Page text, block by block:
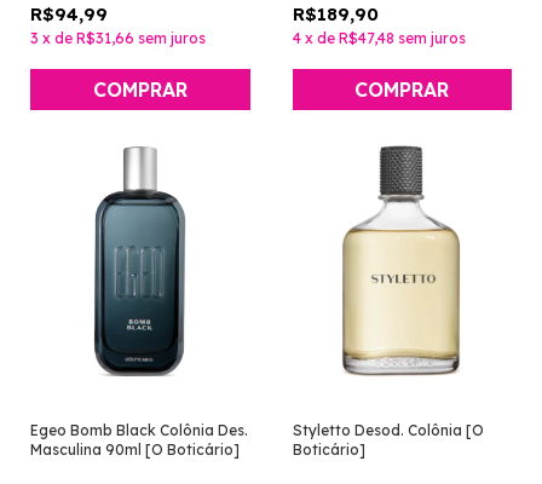
R$94,99
3 x de R$31,66 sem juros
R$189,90
4 x de R$47,48 sem juros
Egeo Bomb Black Colônia Des.
Masculina 90ml [O Boticário]
Styletto Desod. Colônia [O
Boticário]